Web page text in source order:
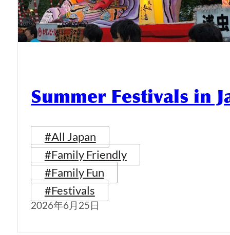
Summer Festivals in
#All Japan
#Family Friendly
#Family Fun
#Festivals
2026年6月25日